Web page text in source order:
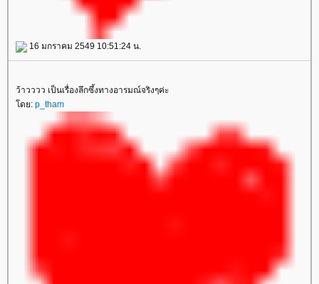
16 มกราคม 2549 10:51:24 น.
ว้าวววว เป็นเรื่องลึกซึ้งทางอารมณ์จริงๆค่ะ
ดย: p_tham